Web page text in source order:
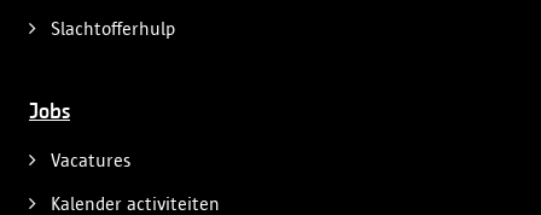
Slachtofferhulp
Jobs
Vacatures
Kalender activiteiten